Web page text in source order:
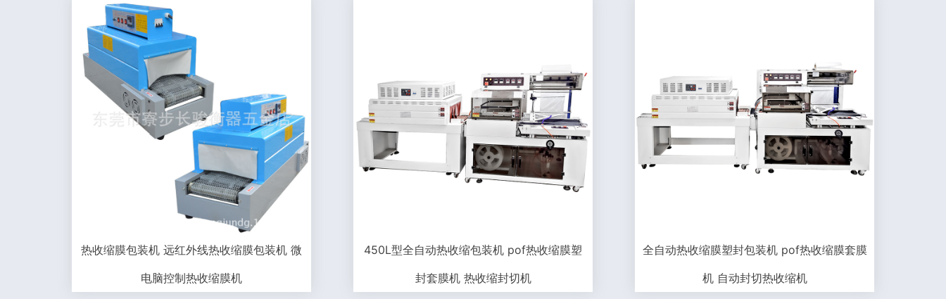
热收缩膜包装机 远红外线热收缩膜包装机 微
电脑控制热收缩膜机
450L型全自动热收缩包装机 pof热收缩膜塑
封套膜机 热收缩封切机
全自动热收缩膜塑封包装机 pof热收缩膜套膜
机 自动封切热收缩机